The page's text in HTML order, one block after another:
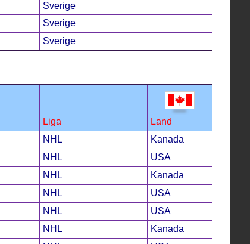
Sverige
Sverige
Sverige
Liga
Land
NHL
Kanada
NHL
USA
NHL
Kanada
NHL
USA
NHL
USA
NHL
Kanada